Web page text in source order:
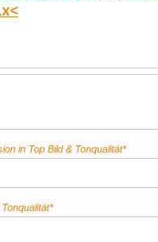
in Top Bild & Tonqualität*